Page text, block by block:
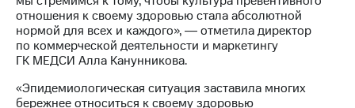
акций
Описание
Программа
приобретения
Порядок
выкупа
отношения к своему здоровью стала абсолютной
нормой для всех и каждого», ― отметила директор
по коммерческой деятельности и маркетингу
ГК МЕДСИ Алла Канунникова.
«Эпидемиологическая ситуация заставила многих
бережнее относиться к своему здоровью